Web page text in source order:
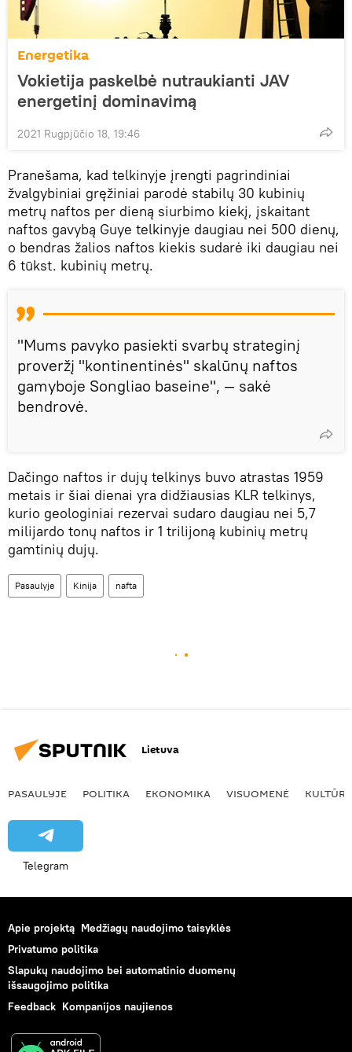
Energetika
Vokietija paskelbė nutraukianti JAV
energetinį dominavimą
2021 Rugpjūčio 18, 19:46
Pranešama, kad telkinyje įrengti pagrindiniai
žvalgybiniai gręžiniai parodė stabilų 30 kubinių
metrų naftos per dieną siurbimo kiekį, įskaitant
naftos gavybą Guye telkinyje daugiau nei 500 dienų,
o bendras žalios naftos kiekis sudarė iki daugiau nei
6 tūkst. kubinių metrų.
"Mums pavyko pasiekti svarbų strateginį
proveržį "kontinentinės" skalūnų naftos
gamyboje Songliao baseine", — sakė
bendrovė.
Dačingo naftos ir dujų telkinys buvo atrastas 1959
metais ir šiai dienai yra didžiausias KLR telkinys,
kurio geologiniai rezervai sudaro daugiau nei 5,7
milijardo tonų naftos ir 1 trilijoną kubinių metrų
gamtinių dujų.
Pasaulyje Kinija nafta
Lietuva
PASAULYJE POLITIKA EKONOMIKA VISUOMENĖ KULTŪRA
Telegram
Apie projektą Medžiagų naudojimo taisyklės
Privatumo politika
Slapukų naudojimo bei automatinio duomenų
išsaugojimo politika
Feedback Kompanijos naujienos